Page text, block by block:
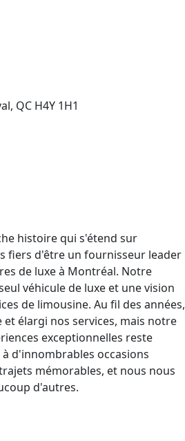
QC H4Y 1H1
histoire qui s'étend sur
fiers d'être un fournisseur leader
de luxe à Montréal. Notre
véhicule de luxe et une vision
de limousine. Au fil des années,
élargi nos services, mais notre
exceptionnelles reste
d'innombrables occasions
mémorables, et nous nous
d'autres.